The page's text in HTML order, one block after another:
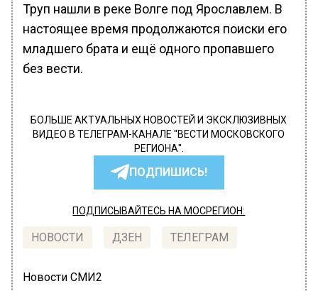
Труп нашли в реке Волге под Ярославлем. В
настоящее время продолжаются поиски его
младшего брата и ещё одного пропавшего
без вести.
БОЛЬШЕ АКТУАЛЬНЫХ НОВОСТЕЙ И ЭКСКЛЮЗИВНЫХ
ВИДЕО В ТЕЛЕГРАМ-КАНАЛЕ "ВЕСТИ МОСКОВСКОГО
РЕГИОНА".
ПОДПИШИСЬ!
ПОДПИСЫВАЙТЕСЬ НА МОСРЕГИОН:
НОВОСТИ ДЗЕН ТЕЛЕГРАМ
Новости СМИ2